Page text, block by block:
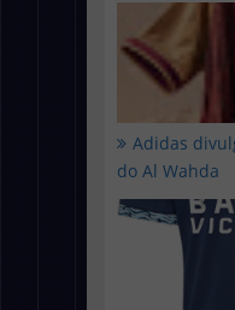
Adidas
do Al Wahda